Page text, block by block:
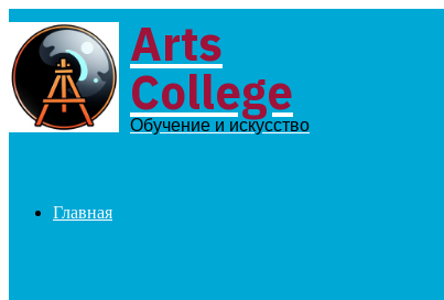
Menu
Arts
College
Обучение и искусство
Главная